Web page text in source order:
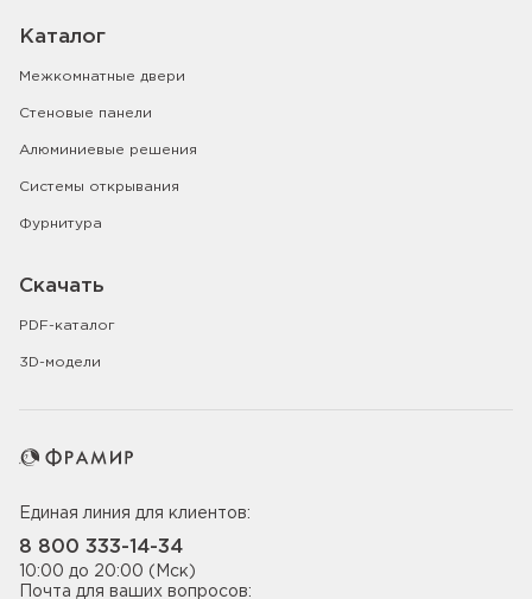
Каталог
Межкомнатные двери
Стеновые панели
Алюминиевые решения
Системы открывания
Фурнитура
Скачать
PDF-каталог
3D-модели
Единая линия для клиентов:
8 800 333-14-34
10:00 до 20:00 (Мск)
Почта для ваших вопросов: